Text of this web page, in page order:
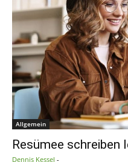
Allgemein
Resümee schreiben
Dennis Kessel -